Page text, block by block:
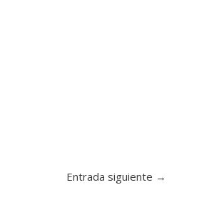
Entrada siguiente →